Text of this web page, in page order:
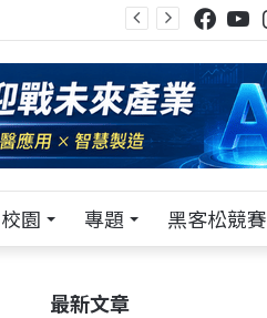
校園 專題 黑客松競賽
最新文章